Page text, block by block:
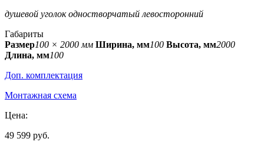
душевой уголок одностворчатый левосторонний
Габариты
Размер100 × 2000 мм Ширина, мм100 Высота, мм2000
Длина, мм100
Доп. комплектация
Монтажная схема
Цена:
49 599 руб.